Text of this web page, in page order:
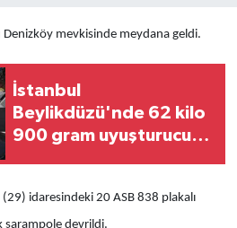
mevkisinde meydana geldi.
İstanbul
Beylikdüzü'nde 62 kilo
900 gram uyuşturucu
idaresindeki 20 ASB 838 plakalı
şarampole devrildi.